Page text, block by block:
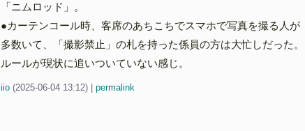
「ニムロッド」。
●カーテンコール時、客席のあちこちでスマホで写真を撮る人が
多数いて、「撮影禁止」の札を持った係員の方は大忙しだった。
ルールが現状に追いついていない感じ。
iio (2025-06-04 13:12) | permalink